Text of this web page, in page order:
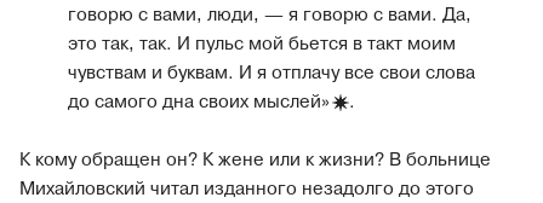
говорю с вами, люди, ― я говорю с вами. Да,
это так, так. И пульс мой бьется в такт моим
чувствам и буквам. И я отплачу все свои слова
до самого дна своих мыслей» .
К кому обращен он? К жене или к жизни? В больнице
Михайловский читал изданного незадолго до этого